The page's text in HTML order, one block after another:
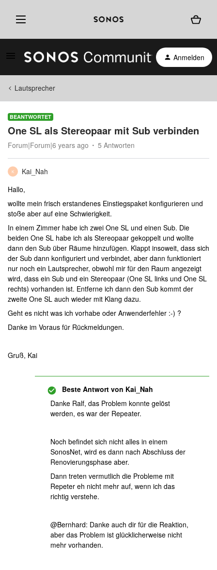
Anmelden
Lautsprecher
BEANTWORTET
One SL als Stereopaar mit Sub verbinden
Forum|Forum|6 years ago 5 Antworten
K
Kai_Nah
Hallo,
wollte mein frisch erstandenes Einstiegspaket konfigurieren und
stoße aber auf eine Schwierigkeit.
In einem Zimmer habe ich zwei One SL und einen Sub. Die
beiden One SL habe ich als Stereopaar gekoppelt und wollte
dann den Sub über Räume hinzufügen. Klappt insoweit, dass sich
der Sub dann konfiguriert und verbindet, aber dann funktioniert
nur noch ein Lautsprecher, obwohl mir für den Raum angezeigt
wird, dass ein Sub und ein Stereopaar (One SL links und One SL
rechts) vorhanden ist. Entferne ich dann den Sub kommt der
zweite One SL auch wieder mit Klang dazu.
Geht es nicht was ich vorhabe oder Anwenderfehler :-) ?
Danke im Voraus für Rückmeldungen.
Gruß, Kai
Beste Antwort von Kai_Nah
Danke Ralf, das Problem konnte gelöst
werden, es war der Repeater.
Noch befindet sich nicht alles in einem
SonosNet, wird es dann nach Abschluss der
Renovierungsphase aber.
Dann treten vermutlich die Probleme mit
Repeter eh nicht mehr auf, wenn ich das
richtig verstehe.
@Bernhard: Danke auch dir für die Reaktion,
aber das Problem ist glücklicherweise nicht
mehr vorhanden.